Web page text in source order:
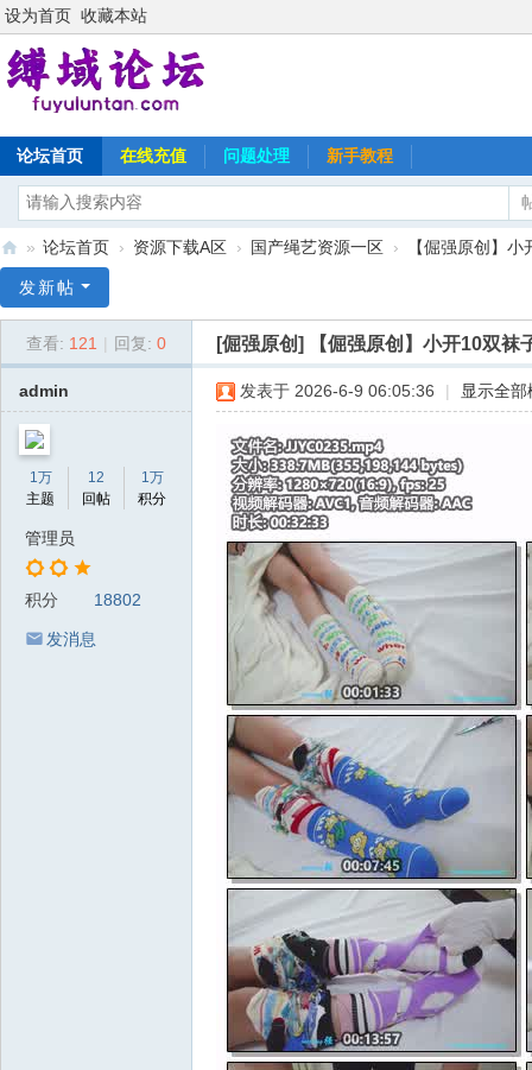
设为首页 收藏本站
论坛首页 在线充值 问题处理 新手教程
域
» 论坛首页 › 资源下载A区 › 国产绳艺资源一区 › 【倔强原创】
发新帖
查看: 121 回复: 0 [倔强原创] 【倔强原创】小开10双袜
admin
1万
主题
12
回帖
1万
积分
管理员
积分 18802
发消息
发表于 2026-6-9 06:05:36 显示全部